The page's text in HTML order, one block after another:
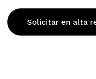
Solicitar en alta